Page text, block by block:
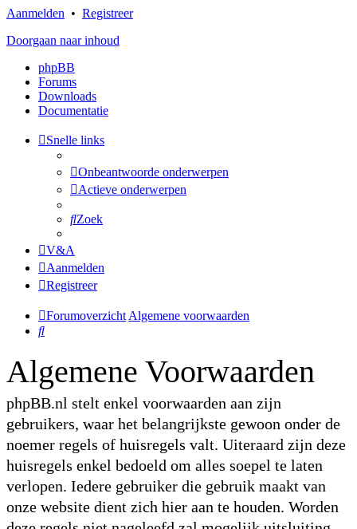
Aanmelden • Registreer
Doorgaan naar inhoud
phpBB
Forums
Downloads
Documentatie
Snelle links
Onbeantwoorde onderwerpen
Actieve onderwerpen
Zoek
V&A
Aanmelden
Registreer
Forumoverzicht Algemene voorwaarden
Zoek
Algemene Voorwaarden
phpBB.nl stelt enkel voorwaarden aan zijn
gebruikers, waar het belangrijkste gewoon onder de
noemer regels of huisregels valt. Uiteraard zijn deze
huisregels enkel bedoeld om alles soepel te laten
verlopen. Iedere gebruiker die gebruik maakt van
onze website dient zich hier aan te houden. Worden